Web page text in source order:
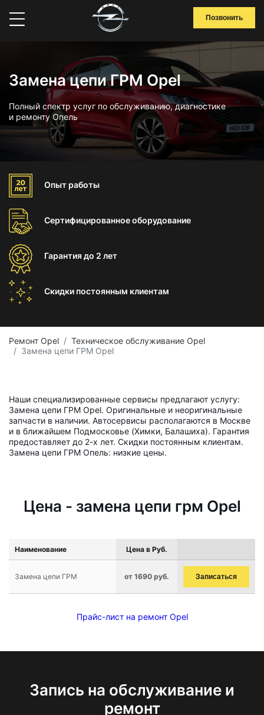
Позвонить
Замена цепи ГРМ Opel
Полный спектр услуг по обслуживанию, диагностике
и ремонту Опель
Опыт работы
Сертифицированноеоборудование
Гарантиядо 2 лет
Скидки постоянным клиентам
Ремонт Opel
Техническое обслуживание Opel
Замена цепи ГРМ Opel
Наши специализированные сервисы предлагают услугу:
Замена цепи ГРМ Opel. Оригинальные и неоригинальные
запчасти в наличии. Автосервисы располагаются в Москве
и в ближайшем Подмосковье (Химки, Балашиха). Гарантия
предоставляет до 2-х лет. Скидки постоянным клиентам.
Замена цепи ГРМ Опель: низкие цены.
Цена - замена цепи грм Opel
Наименование Цена в Руб.
Замена цепи ГРМ от 1690 руб. Записаться
Прайс-лист на ремонт Opel
Запись на обслуживание и
ремонт